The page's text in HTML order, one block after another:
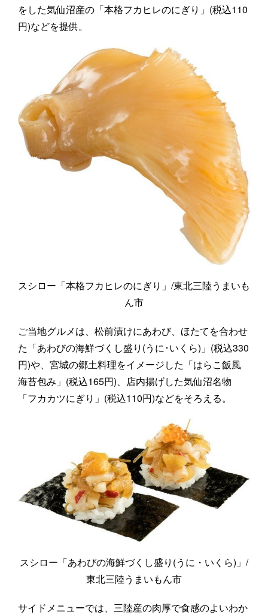
をした気仙沼産の「本格フカヒレのにぎり」(税込110
円)などを提供。
スシロー「本格フカヒレのにぎり」/東北三陸うまいも
ん市
ご当地グルメは、松前漬けにあわび、ほたてを合わせ
た「あわびの海鮮づくし盛り(うに･いくら)」(税込330
円)や、宮城の郷土料理をイメージした「はらこ飯風
海苔包み」(税込165円)、店内揚げした気仙沼名物
「フカカツにぎり」(税込110円)などをそろえる。
スシロー「あわびの海鮮づくし盛り(うに・いくら)」/
東北三陸うまいもん市
サイドメニューでは、三陸産の肉厚で食感のよいわか